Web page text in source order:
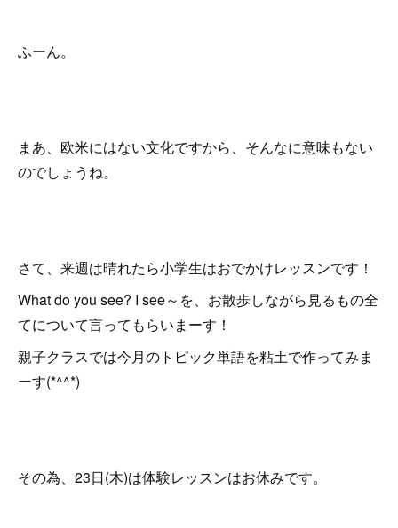
ふーん。
まあ、欧米にはない文化ですから、そんなに意味もない
のでしょうね。
さて、来週は晴れたら小学生はおでかけレッスンです！
What do you see? I see～を、お散歩しながら見るもの全
てについて言ってもらいまーす！
親子クラスでは今月のトピック単語を粘土で作ってみま
ーす(*^^*)
その為、23日(木)は体験レッスンはお休みです。